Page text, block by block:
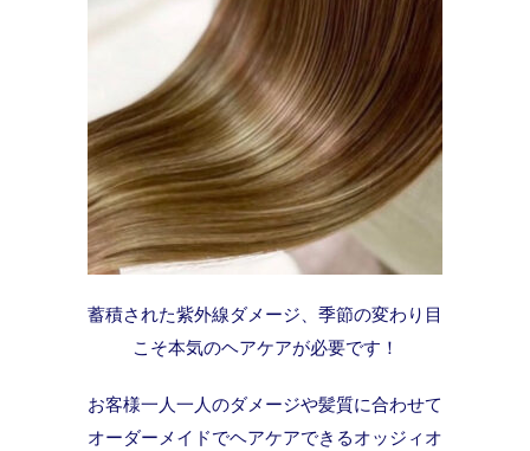
蓄積された紫外線ダメージ、季節の変わり目
こそ本気のヘアケアが必要です！
お客様一人一人のダメージや髪質に合わせて
オーダーメイドでヘアケアできるオッジィオ